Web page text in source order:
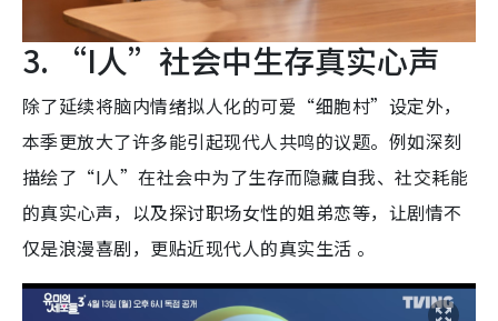
3. “I人”社会中生存真实心声
除了延续将脑内情绪拟人化的可爱“细胞村”设定外，
本季更放大了许多能引起现代人共鸣的议题。例如深刻
描绘了“I人”在社会中为了生存而隐藏自我、社交耗能
的真实心声，以及探讨职场女性的姐弟恋等，让剧情不
仅是浪漫喜剧，更贴近现代人的真实生活 。